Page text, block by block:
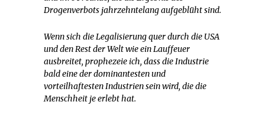
Drogenverbots jahrzehntelang aufgeblüht sind.
Wenn sich die Legalisierung quer durch die USA
und den Rest der Welt wie ein Lauffeuer
ausbreitet, prophezeie ich, dass die Industrie
bald eine der dominantesten und
vorteilhaftesten Industrien sein wird, die die
Menschheit je erlebt hat.